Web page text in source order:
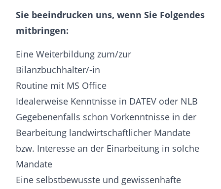
Sie beeindrucken uns, wenn Sie Folgendes
mitbringen:
Eine Weiterbildung zum/zur
Bilanzbuchhalter/-in
Routine mit MS Office
Idealerweise Kenntnisse in DATEV oder NLB
Gegebenenfalls schon Vorkenntnisse in der
Bearbeitung landwirtschaftlicher Mandate
bzw. Interesse an der Einarbeitung in solche
Mandate
Eine selbstbewusste und gewissenhafte